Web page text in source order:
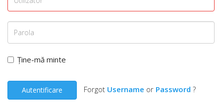
Ține-mă minte
Autentificare Forgot Username or Password ?